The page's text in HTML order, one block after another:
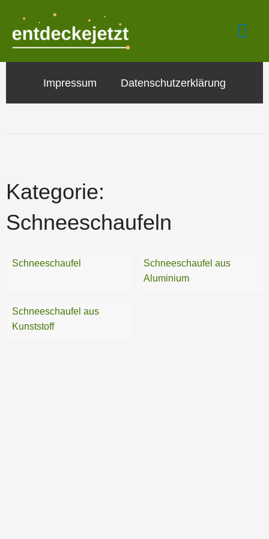
springen
Kategorie:
Schneeschaufeln
Schneeschaufel
Schneeschaufel aus
Aluminium
Schneeschaufel aus
Kunststoff
Impressum Datenschutzerklärung